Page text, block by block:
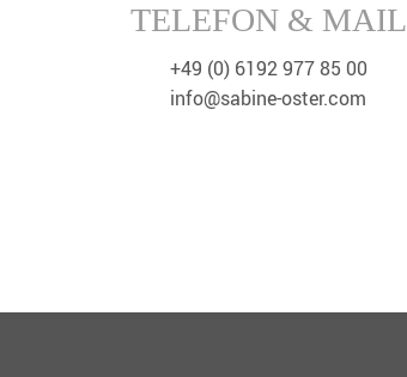
TELEFON & MAIL
+49 (0) 6192 977 85 00
info@sabine-oster.com